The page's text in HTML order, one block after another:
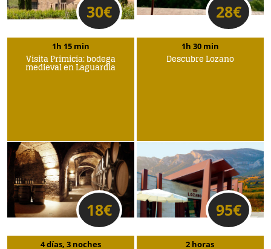
2 horas
30€ 28€
1h 15 min
Visita Primicia: bodega
medieval en Laguardia
18€
1h 30 min
Descubre Lozano
95€
4 días, 3 noches